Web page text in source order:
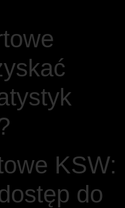
KSW:
do